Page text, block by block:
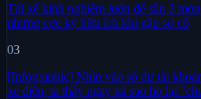
Tài xế kinh nghiệm luôn để sẵn 3
nhưng cực kỳ hữu ích khi gặp sự cố
03
[Infographic] Nhìn vào số dư tài
xe điện, ta thấy ngay tại sao họ lại